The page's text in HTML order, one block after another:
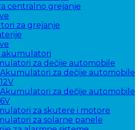
centralno grejanje
za grejanje
akumulatori
za dečije automobile
Akumulatori za dečije automobile
12V
Akumulatori za dečije automobile
6V
za skutere i motore
za solarne panele